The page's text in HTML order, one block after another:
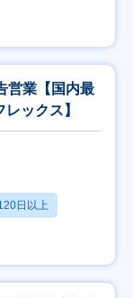
営業【国内最
ックス】
日以上